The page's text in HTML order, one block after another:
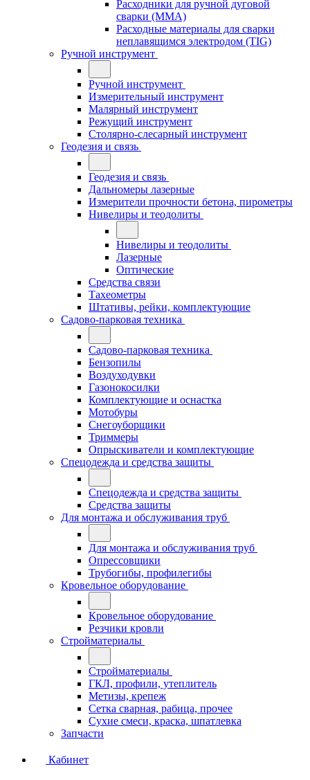
Расходники для ручной дуговой
сварки (MMA)
Расходные материалы для сварки
неплавящимся электродом (TIG)
Ручной инструмент
Ручной инструмент
Измерительный инструмент
Малярный инструмент
Режущий инструмент
Столярно-слесарный инструмент
Геодезия и связь
Геодезия и связь
Дальномеры лазерные
Измерители прочности бетона, пирометры
Нивелиры и теодолиты
Нивелиры и теодолиты
Лазерные
Оптические
Средства связи
Тахеометры
Штативы, рейки, комплектующие
Садово-парковая техника
Садово-парковая техника
Бензопилы
Воздуходувки
Газонокосилки
Комплектующие и оснастка
Мотобуры
Снегоуборщики
Триммеры
Опрыскиватели и комплектующие
Спецодежда и средства защиты
Спецодежда и средства защиты
Средства защиты
Для монтажа и обслуживания труб
Для монтажа и обслуживания труб
Опрессовщики
Трубогибы, профилегибы
Кровельное оборудование
Кровельное оборудование
Резчики кровли
Стройматериалы
Стройматериалы
ГКЛ, профили, утеплитель
Метизы, крепеж
Сетка сварная, рабица, прочее
Сухие смеси, краска, шпатлевка
Запчасти
Кабинет